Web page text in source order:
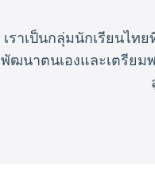
เราเป็นกลุ่มนักเรียนไท
พัฒนาตนเองและเตรียม